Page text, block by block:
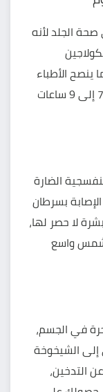
الجلد لأنه
ينصح الأطباء
بأخذ قسط من النوم المنتظم يتراوح من 7 إلى 9 ساعات
الضارة
بسرطان
لا حصر لها،
واسع
في الجسم،
إلى الشيخوخة
التدخين،